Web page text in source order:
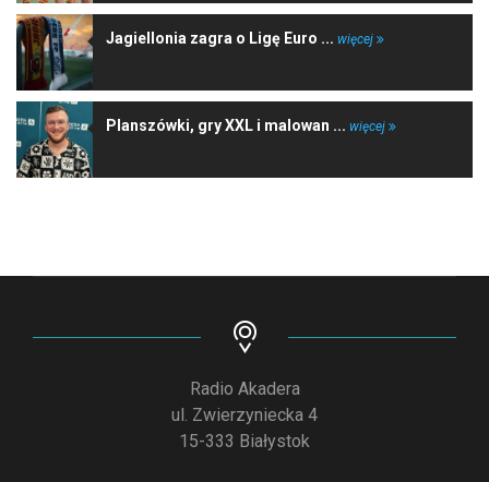
Jagiellonia zagra o Ligę Euro ... więcej
Planszówki, gry XXL i malowan ... więcej
Radio Akadera
ul. Zwierzyniecka 4
15-333 Białystok